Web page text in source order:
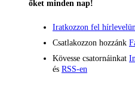
őket minden nap!
Iratkozzon fel
Csatlakozzon hozzánk
Kövesse csatornáinkat
és RSS-en